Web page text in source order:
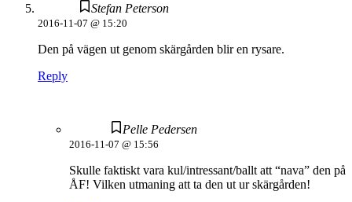
Stefan Peterson
2016-11-07 @ 15:20
Den på vägen ut genom skärgården blir en rysare.
Reply
Pelle Pedersen
2016-11-07 @ 15:56
Skulle faktiskt vara kul/intressant/ballt att “nava” den på
ÅF! Vilken utmaning att ta den ut ur skärgården!